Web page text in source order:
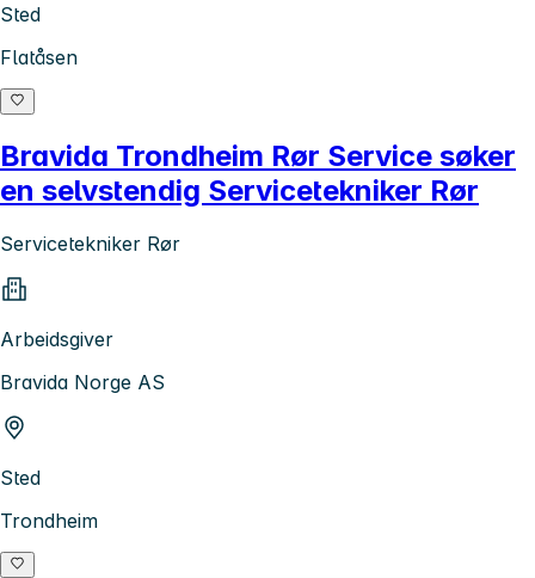
Sted
Flatåsen
Bravida Trondheim Rør Service søker
en selvstendig Servicetekniker Rør
Servicetekniker Rør
Arbeidsgiver
Bravida Norge AS
Sted
Trondheim